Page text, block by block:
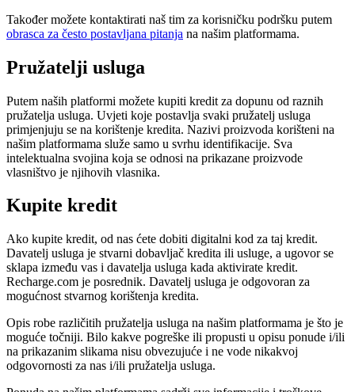
Također možete kontaktirati naš tim za korisničku podršku putem
obrasca za često postavljana pitanja na našim platformama.
Pružatelji usluga
Putem naših platformi možete kupiti kredit za dopunu od raznih
pružatelja usluga. Uvjeti koje postavlja svaki pružatelj usluga
primjenjuju se na korištenje kredita. Nazivi proizvoda korišteni na
našim platformama služe samo u svrhu identifikacije. Sva
intelektualna svojina koja se odnosi na prikazane proizvode
vlasništvo je njihovih vlasnika.
Kupite kredit
Ako kupite kredit, od nas ćete dobiti digitalni kod za taj kredit.
Davatelj usluga je stvarni dobavljač kredita ili usluge, a ugovor se
sklapa između vas i davatelja usluga kada aktivirate kredit.
Recharge.com je posrednik. Davatelj usluga je odgovoran za
mogućnost stvarnog korištenja kredita.
Opis robe različitih pružatelja usluga na našim platformama je što je
moguće točniji. Bilo kakve pogreške ili propusti u opisu ponude i/ili
na prikazanim slikama nisu obvezujuće i ne vode nikakvoj
odgovornosti za nas i/ili pružatelja usluga.